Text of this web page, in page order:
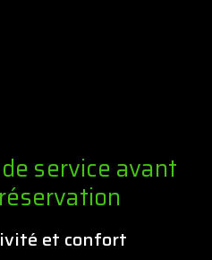
service avant
et confort